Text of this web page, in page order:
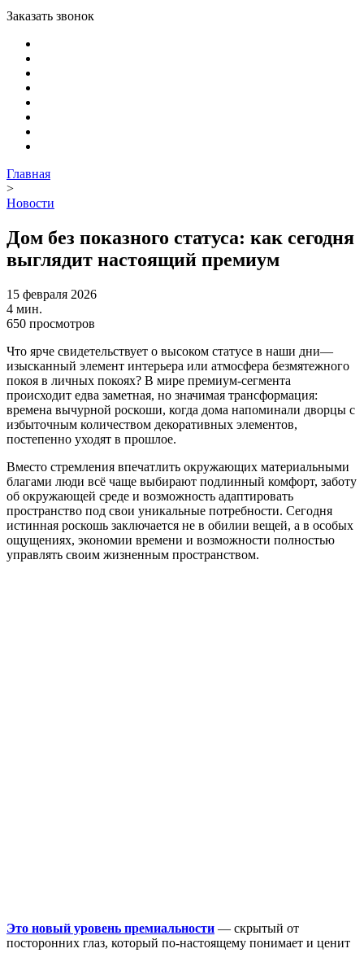
Заказать звонок
Главная
>
Новости
Дом без показного статуса: как сегодня
выглядит настоящий премиум
15 февраля 2026
4 мин.
650 просмотров
Что ярче свидетельствует о высоком статусе в наши дни—
изысканный элемент интерьера или атмосфера безмятежного
покоя в личных покоях? В мире премиум-сегмента
происходит едва заметная, но значимая трансформация:
времена вычурной роскоши, когда дома напоминали дворцы с
избыточным количеством декоративных элементов,
постепенно уходят в прошлое.
Вместо стремления впечатлить окружающих материальными
благами люди всё чаще выбирают подлинный комфорт, заботу
об окружающей среде и возможность адаптировать
пространство под свои уникальные потребности. Сегодня
истинная роскошь заключается не в обилии вещей, а в особых
ощущениях, экономии времени и возможности полностью
управлять своим жизненным пространством.
Это новый уровень премиальности — скрытый от
посторонних глаз, который по-настоящему понимает и ценит